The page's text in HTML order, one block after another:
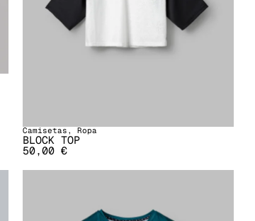
Camisetas , Ropa
BLOCK TOP
50,00 €